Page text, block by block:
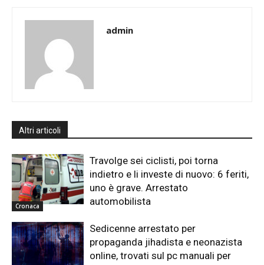
admin
Altri articoli
Cronaca
Travolge sei ciclisti, poi torna
indietro e li investe di nuovo: 6 feriti,
uno è grave. Arrestato
automobilista
Sedicenne arrestato per
propaganda jihadista e neonazista
online, trovati sul pc manuali per